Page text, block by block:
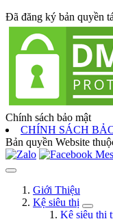
Đã đăng ký bản quyền
Chính sách bảo mật
CHÍNH SÁCH
Bản quyền Website
Giới Thiệu
Kệ siêu thị
Kệ siêu thị